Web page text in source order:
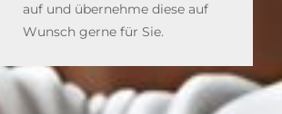
auf und übernehme diese auf
Wunsch gerne für Sie.